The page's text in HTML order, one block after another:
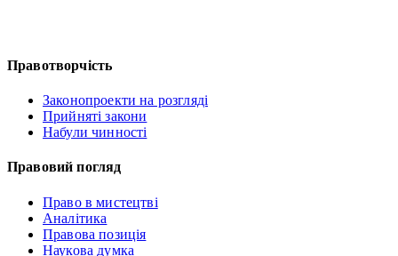
Правотворчість
Законопроекти на розгляді
Прийняті закони
Набули чинності
Правовий погляд
Право в мистецтві
Аналітика
Правова позиція
Наукова думка